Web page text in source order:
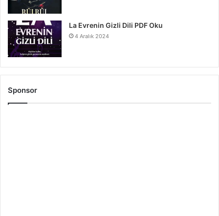
La Evrenin Gizli Dili PDF Oku
4 Aralık 2024
Sponsor